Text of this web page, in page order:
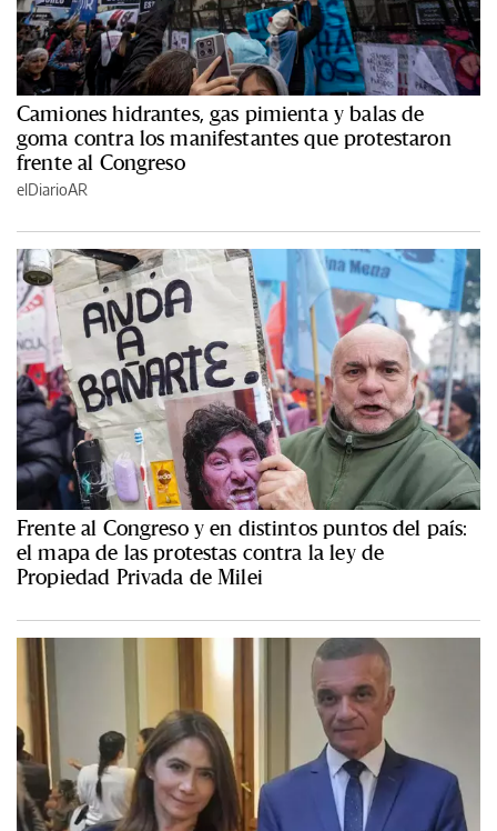
Camiones hidrantes, gas pimienta y balas de
goma contra los manifestantes que protestaron
frente al Congreso
elDiarioAR
Frente al Congreso y en distintos puntos del país:
el mapa de las protestas contra la ley de
Propiedad Privada de Milei